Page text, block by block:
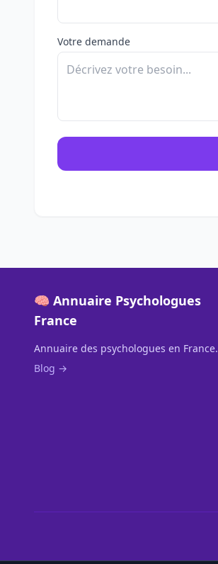
Votre demande
🧠 Annuaire Psychologues
France
Annuaire des psychologues en France.
Blog →